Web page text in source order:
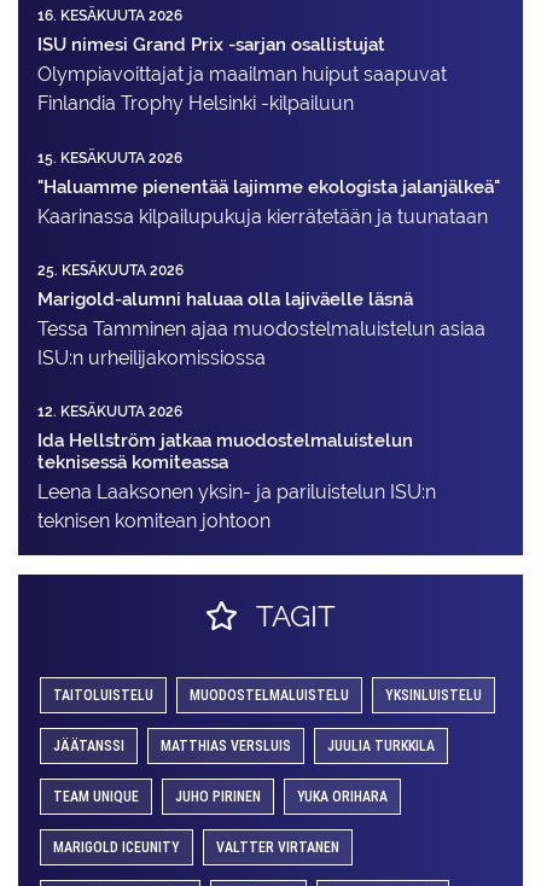
16. KESÄKUUTA 2026
ISU nimesi Grand Prix -sarjan osallistujat
Olympiavoittajat ja maailman huiput saapuvat
Finlandia Trophy Helsinki -kilpailuun
15. KESÄKUUTA 2026
"Haluamme pienentää lajimme ekologista jalanjälkeä"
Kaarinassa kilpailupukuja kierrätetään ja tuunataan
25. KESÄKUUTA 2026
Marigold-alumni haluaa olla lajiväelle läsnä
Tessa Tamminen ajaa muodostelma­luistelun asiaa
ISU:n urheilija­komissiossa
12. KESÄKUUTA 2026
Ida Hellström jatkaa muodostelmaluistelun
teknisessä komiteassa
Leena Laaksonen yksin- ja pariluistelun ISU:n
teknisen komitean johtoon
TAGIT
TAITOLUISTELU MUODOSTELMALUISTELU YKSINLUISTELU
JÄÄTANSSI MATTHIAS VERSLUIS JUULIA TURKKILA
TEAM UNIQUE JUHO PIRINEN YUKA ORIHARA
MARIGOLD ICEUNITY VALTTER VIRTANEN